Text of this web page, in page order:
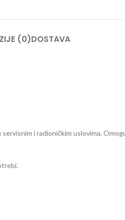
(0)DOSTAVA
i radioničkim uslovima.